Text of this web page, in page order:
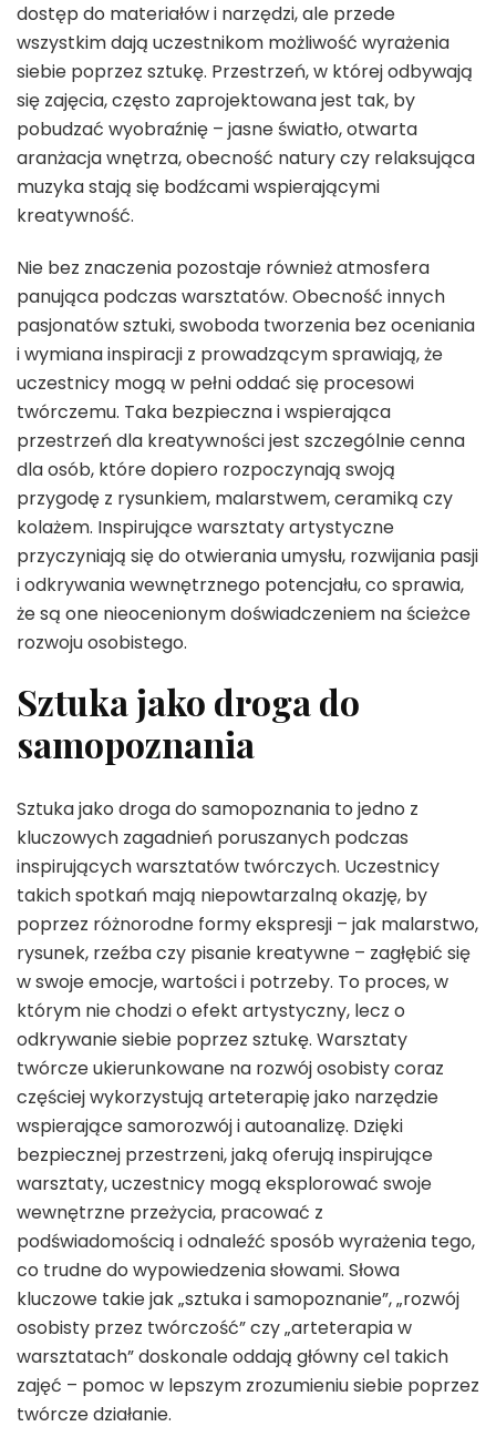
dostęp do materiałów i narzędzi, ale przede
wszystkim dają uczestnikom możliwość wyrażenia
siebie poprzez sztukę. Przestrzeń, w której odbywają
się zajęcia, często zaprojektowana jest tak, by
pobudzać wyobraźnię – jasne światło, otwarta
aranżacja wnętrza, obecność natury czy relaksująca
muzyka stają się bodźcami wspierającymi
kreatywność.
Nie bez znaczenia pozostaje również atmosfera
panująca podczas warsztatów. Obecność innych
pasjonatów sztuki, swoboda tworzenia bez oceniania
i wymiana inspiracji z prowadzącym sprawiają, że
uczestnicy mogą w pełni oddać się procesowi
twórczemu. Taka bezpieczna i wspierająca
przestrzeń dla kreatywności jest szczególnie cenna
dla osób, które dopiero rozpoczynają swoją
przygodę z rysunkiem, malarstwem, ceramiką czy
kolażem. Inspirujące warsztaty artystyczne
przyczyniają się do otwierania umysłu, rozwijania pasji
i odkrywania wewnętrznego potencjału, co sprawia,
że są one nieocenionym doświadczeniem na ścieżce
rozwoju osobistego.
Sztuka jako droga do
samopoznania
Sztuka jako droga do samopoznania to jedno z
kluczowych zagadnień poruszanych podczas
inspirujących warsztatów twórczych. Uczestnicy
takich spotkań mają niepowtarzalną okazję, by
poprzez różnorodne formy ekspresji – jak malarstwo,
rysunek, rzeźba czy pisanie kreatywne – zagłębić się
w swoje emocje, wartości i potrzeby. To proces, w
którym nie chodzi o efekt artystyczny, lecz o
odkrywanie siebie poprzez sztukę. Warsztaty
twórcze ukierunkowane na rozwój osobisty coraz
częściej wykorzystują arteterapię jako narzędzie
wspierające samorozwój i autoanalizę. Dzięki
bezpiecznej przestrzeni, jaką oferują inspirujące
warsztaty, uczestnicy mogą eksplorować swoje
wewnętrzne przeżycia, pracować z
podświadomością i odnaleźć sposób wyrażenia tego,
co trudne do wypowiedzenia słowami. Słowa
kluczowe takie jak „sztuka i samopoznanie”, „rozwój
osobisty przez twórczość” czy „arteterapia w
warsztatach” doskonale oddają główny cel takich
zajęć – pomoc w lepszym zrozumieniu siebie poprzez
twórcze działanie.